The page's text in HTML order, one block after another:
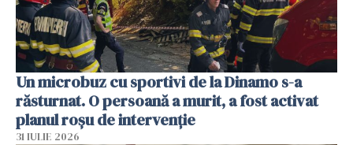
Un microbuz cu sportivi de la Dinamo s-a
răsturnat. O persoană a murit, a fost activat
planul roșu de intervenție
31 IULIE 2026